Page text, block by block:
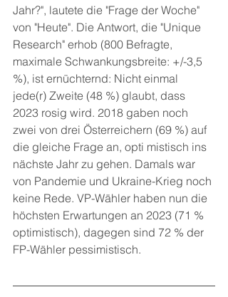
Jahr?", lautete die "Frage der Woche"
von "Heute". Die Antwort, die "Unique
Research" erhob (800 Befragte,
maximale Schwankungsbreite: +/-3,5
%), ist ernüchternd: Nicht einmal
jede(r) Zweite (48 %) glaubt, dass
2023 rosig wird. 2018 gaben noch
zwei von drei Österreichern (69 %) auf
die gleiche Frage an, opti mistisch ins
nächste Jahr zu gehen. Damals war
von Pandemie und Ukraine-Krieg noch
keine Rede. VP-Wähler haben nun die
höchsten Erwartungen an 2023 (71 %
optimistisch), dagegen sind 72 % der
FP-Wähler pessimistisch.